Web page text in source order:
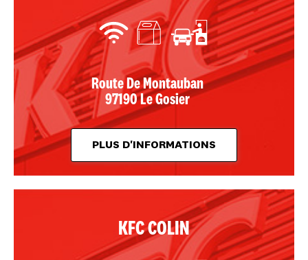
Route De Montauban
97190 Le Gosier
PLUS D'INFORMATIONS
KFC COLIN